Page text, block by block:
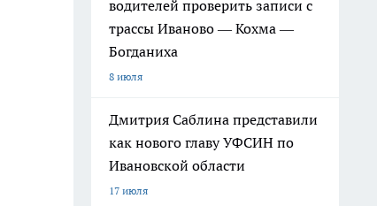
водителей проверить записи с
трассы Иваново — Кохма —
Богданиха
8 июля
Дмитрия Саблина представили
как нового главу УФСИН по
Ивановской области
17 июля